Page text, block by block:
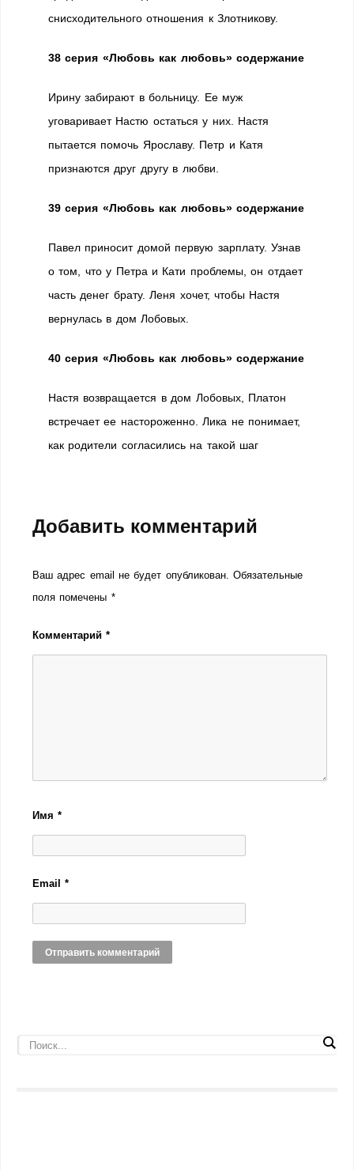
снисходительного отношения к Злотникову.
38 серия «Любовь как любовь» содержание
Ирину забирают в больницу. Ее муж
уговаривает Настю остаться у них. Настя
пытается помочь Ярославу. Петр и Катя
признаются друг другу в любви.
39 серия «Любовь как любовь» содержание
Павел приносит домой первую зарплату. Узнав
о том, что у Петра и Кати проблемы, он отдает
часть денег брату. Леня хочет, чтобы Настя
вернулась в дом Лобовых.
40 серия «Любовь как любовь» содержание
Настя возвращается в дом Лобовых, Платон
встречает ее настороженно. Лика не понимает,
как родители согласились на такой шаг
Добавить комментарий
Ваш адрес email не будет опубликован. Обязательные
поля помечены *
Комментарий*
Имя*
Email*